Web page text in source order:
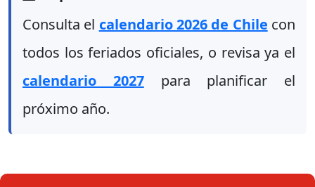
Consulta el calendario 2026 de Chile con
todos los feriados oficiales, o revisa ya el
calendario 2027para planificar el
próximo año.